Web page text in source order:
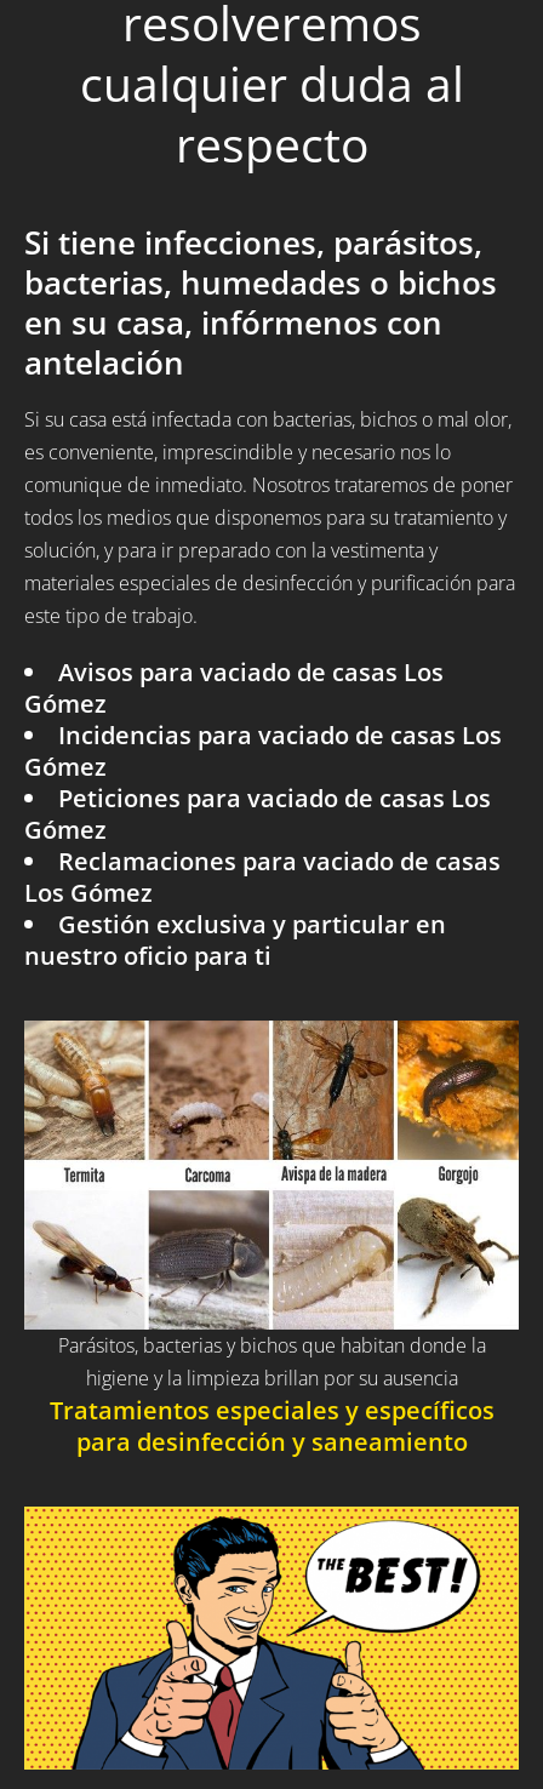
resolveremos
cualquier duda al
respecto
Si tiene infecciones, parásitos,
bacterias, humedades o bichos
en su casa, infórmenos con
antelación
Si su casa está infectada con bacterias, bichos o mal olor,
es conveniente, imprescindible y necesario nos lo
comunique de inmediato. Nosotros trataremos de poner
todos los medios que disponemos para su tratamiento y
solución, y para ir preparado con la vestimenta y
materiales especiales de desinfección y purificación para
este tipo de trabajo.
Avisos para vaciado de casas Los
Gómez
Incidencias para vaciado de casas Los
Gómez
Peticiones para vaciado de casas Los
Gómez
Reclamaciones para vaciado de casas
Los Gómez
Gestión exclusiva y particular en
nuestro oficio para ti
Parásitos, bacterias y bichos que habitan donde la
higiene y la limpieza brillan por su ausencia
Tratamientos especiales y específicos
para desinfección y saneamiento